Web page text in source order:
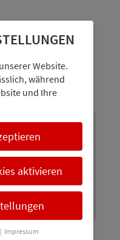
sich auch
Tasche M, Charcoal
Website.
während
und Ihre
aktivieren
| Impressum